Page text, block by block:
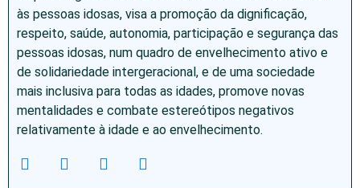
às pessoas idosas, visa a promoção da dignificação,
respeito, saúde, autonomia, participação e segurança das
pessoas idosas, num quadro de envelhecimento ativo e
de solidariedade intergeracional, e de uma sociedade
mais inclusiva para todas as idades, promove novas
mentalidades e combate estereótipos negativos
relativamente à idade e ao envelhecimento.